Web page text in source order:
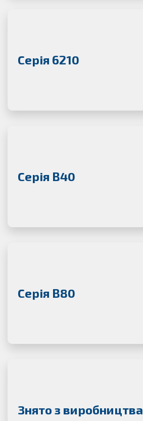
Серія 6210
Серія B40
Серія B80
Знято з виробництва